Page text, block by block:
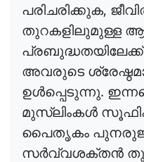
പരിചരിക്കുക,
തുറകളിലുമുള്ള
പ്രബുദ്ധതയിലേക്ക്
അവരുടെ
ഉൾപ്പെടുന്നു.
മുസ്ലിംകൾ
പൈതൃകം
സർവ്വശക്തൻ